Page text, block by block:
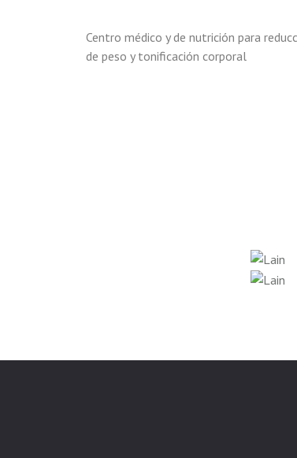
Centro médico y de nutrición para
de peso y tonificación corporal